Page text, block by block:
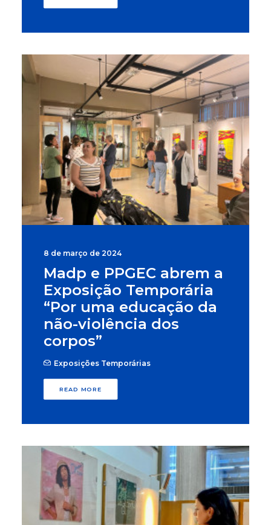
8 de março de 2024
Madp e PPGEC abrem a
Exposição Temporária
“Por uma educação da
não-violência dos
corpos”
Exposições Temporárias
READ MORE